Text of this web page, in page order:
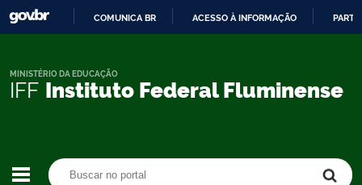
CONTEÚDO
COMUNICA BR ACESSO À INFORMAÇÃO
IFF Instituto Federal Fluminense
MINISTÉRIO DA EDUCAÇÃO